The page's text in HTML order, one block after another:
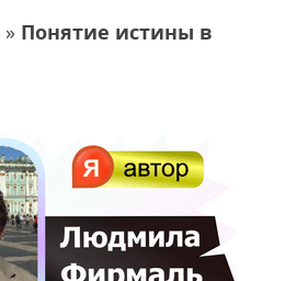
» Понятие истины в